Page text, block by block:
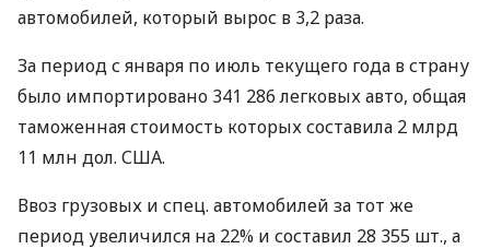
автомобилей, который вырос в 3,2 раза.
За период с января по июль текущего года в страну
было импортировано 341 286 легковых авто, общая
таможенная стоимость которых составила 2 млрд
11 млн дол. США.
Ввоз грузовых и спец. автомобилей за тот же
период увеличился на 22% и составил 28 355 шт., а